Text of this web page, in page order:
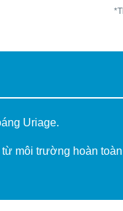
Uriage.
môi trường hoàn